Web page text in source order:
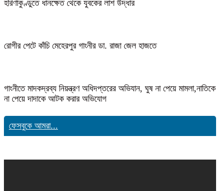
হরিণাকুণ্ডুতে ধানক্ষেত থেকে যুবকের লাশ উদ্ধার
রোগীর পেটে কাঁচি মেহেরপুর গাংনীর ডা. রাজা জেল হাজতে
গাংনীতে মাদকদ্রব্য নিয়ন্ত্রণ অধিদপ্তরের অভিযান, ঘুষ না পেয়ে মামলা,নাতিকে
না পেয়ে দাদাকে আটক করার অভিযোগ
ফেসবুকে আমরা...